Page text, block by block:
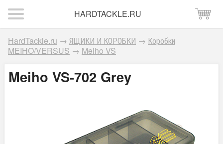
HARDTACKLE.RU
HardTackle.ru → ЯЩИКИ И КОРОБКИ → Коробки
MEIHO/VERSUS → Meiho VS
Meiho VS-702 Grey